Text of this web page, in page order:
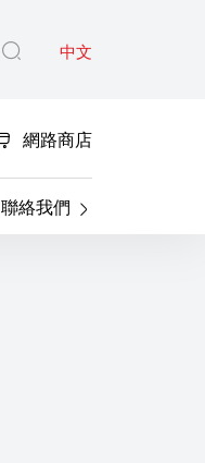
中文
網路商店
聯絡我們